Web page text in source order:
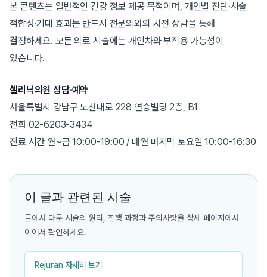
본 콘텐츠는 일반적인 건강 정보 제공 목적이며, 개인별 진단·시술
적합성·기대 효과는 반드시 전문의와의 사전 상담을 통해
결정하세요. 모든 의료 시술에는 개인차와 부작용 가능성이
있습니다.
셀리닉의원 상담·예약
서울특별시 강남구 도산대로 228 연승빌딩 2층, B1
전화 02-6203-3434
진료 시간 월~금 10:00-19:00 / 매월 마지막 토요일 10:00-16:30
이 글과 관련된 시술
글에서 다룬 시술의 원리, 진행 과정과 주의사항을 상세 페이지에서
이어서 확인하세요.
Rejuran 자세히 보기